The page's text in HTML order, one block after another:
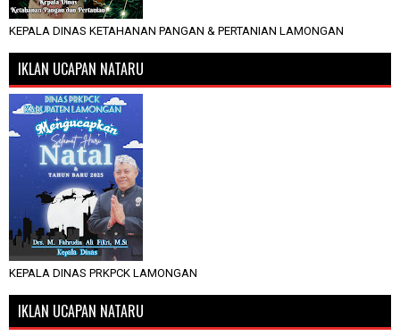
KEPALA DINAS KETAHANAN PANGAN & PERTANIAN LAMONGAN
IKLAN UCAPAN NATARU
KEPALA DINAS PRKPCK LAMONGAN
IKLAN UCAPAN NATARU